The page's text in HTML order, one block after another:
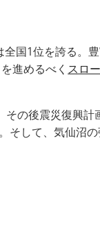
国1位を誇る。
進めるべく スロ
の後震災復興計
そして、気仙沼